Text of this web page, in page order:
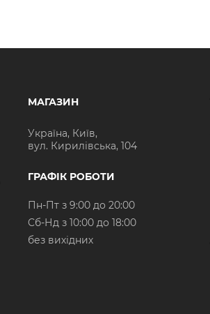
МАГАЗИН
Україна, Київ,
вул. Кирилівська, 104
ГРАФІК РОБОТИ
Пн-Пт з 9:00 до 20:00
Cб-Нд з 10:00 до 18:00
без вихідних